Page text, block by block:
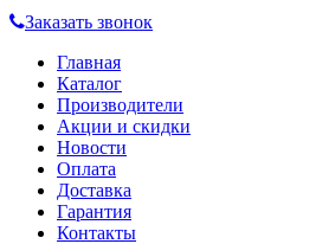
Заказать звонок
Главная
Каталог
Производители
Акции и скидки
Новости
Оплата
Доставка
Гарантия
Контакты